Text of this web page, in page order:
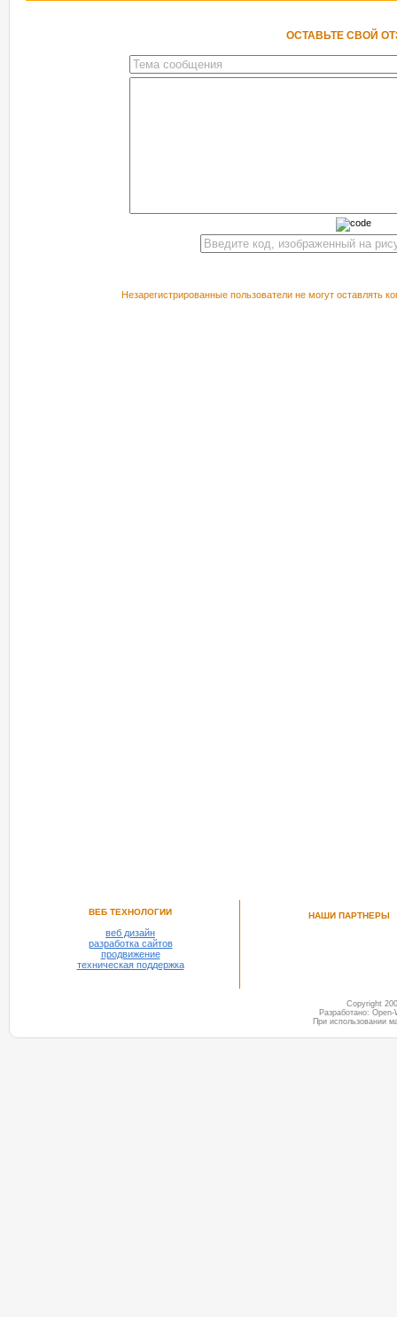
ОСТАВЬТЕ СВОЙ
Незарегистрированные пользователи не могут оставлять
ВЕБ ТЕХНОЛОГИИ
веб дизайн
разработка сайтов
продвижение
техническая поддержка
НАШИ ПАРТНЕРЫ
Copyright
Разработано:
При использовании